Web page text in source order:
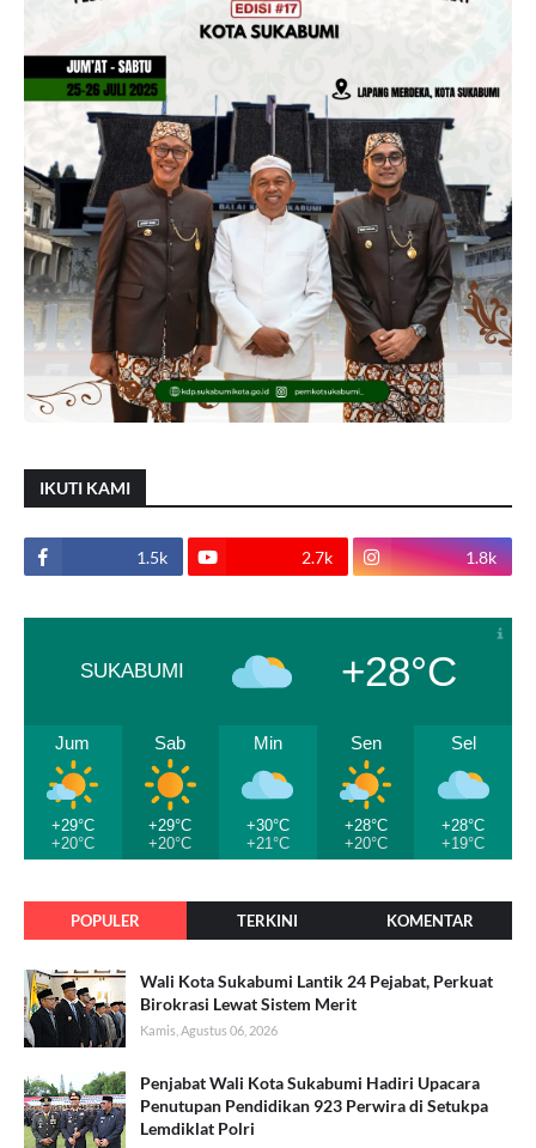
IKUTI KAMI
1.5k 2.7k 1.8k
SUKABUMI +28°C
Jum
+29°C
+20°C
Sab
+29°C
+20°C
Min
+30°C
+21°C
Sen
+28°C
+20°C
Sel
+28°C
+19°C
POPULER TERKINI KOMENTAR
Wali Kota Sukabumi Lantik 24 Pejabat, Perkuat
Birokrasi Lewat Sistem Merit
Kamis, Agustus 06, 2026
Penjabat Wali Kota Sukabumi Hadiri Upacara
Penutupan Pendidikan 923 Perwira di Setukpa
Lemdiklat Polri